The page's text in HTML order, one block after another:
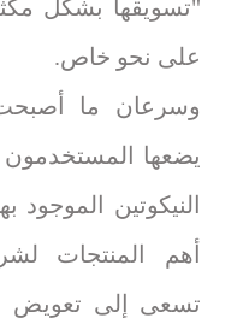
"تسويقها بشكل
على نحو خاص.
وسرعان ما أصبحت
يضعها المستخدمون
النيكوتين الموجود
أهم المنتجات
تسعى إلى تعويض